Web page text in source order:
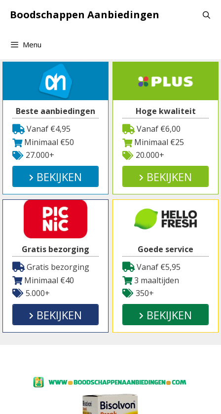
naarBoodschappen Aanbiedingen
Menu
Beste aanbiedingen
Vanaf €4,95
Minimaal €50
27.000+
BEKIJKEN
Hoge kwaliteit
Vanaf €6,00
Minimaal €25
20.000+
BEKIJKEN
Gratis bezorging
Gratis bezorging
Minimaal €40
5.000+
BEKIJKEN
Goede service
Vanaf €5,95
3 maaltijden
350+
BEKIJKEN